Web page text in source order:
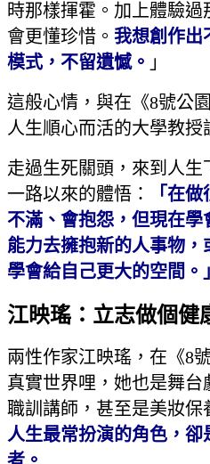
時那樣揮霍。加上體驗過
會更懂珍惜。 我想創作出
模式，不留遺憾。 」
這般心情，與在《8號公
人生順心而活的大學教授
走過生死關頭，來到人
一路以來的體悟：
「在
不滿、會抱怨，但現在
能力去擁抱新的人事物，
學會給自己更大的空間。」
江映瑤：立志做個健
兩性作家江映瑤，在《8
真實世界哩，她也是舞台
職訓講師，甚至是美妝保
人生最常扮演的角色，卻